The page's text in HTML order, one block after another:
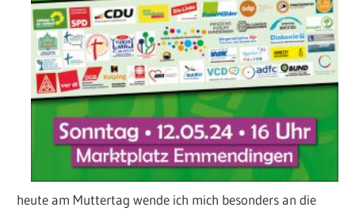
heute am Muttertag wende ich mich besonders an die